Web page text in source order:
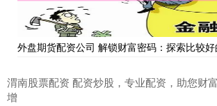
外盘期货配资公司 解锁财富密码：探索比较
渭南股票配资 配资炒股，专业配资，助您财
增